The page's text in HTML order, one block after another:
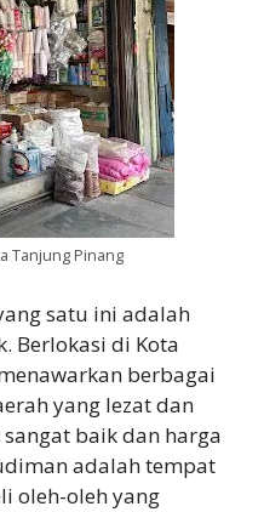
Tanjung Pinang
satu ini adalah
Berlokasi di Kota
berbagai
yang lezat dan
baik dan harga
adalah tempat
oleh-oleh yang